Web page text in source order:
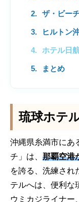
ザ・ビー
ヒルトン
ホテル日
まとめ
琉球ホテ
沖縄県糸満市にあ
チ」は、 那覇空港
を誇る、洗練され
テルへは、便利な
ウミカジライナー